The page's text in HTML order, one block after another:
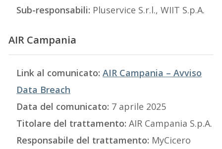
Sub-responsabili: Pluservice S.r.l., WIIT S.p.A.
AIR Campania
Link al comunicato: AIR Campania – Avviso
Data Breach
Data del comunicato: 7 aprile 2025
Titolare del trattamento: AIR Campania S.p.A.
Responsabile del trattamento: MyCicero